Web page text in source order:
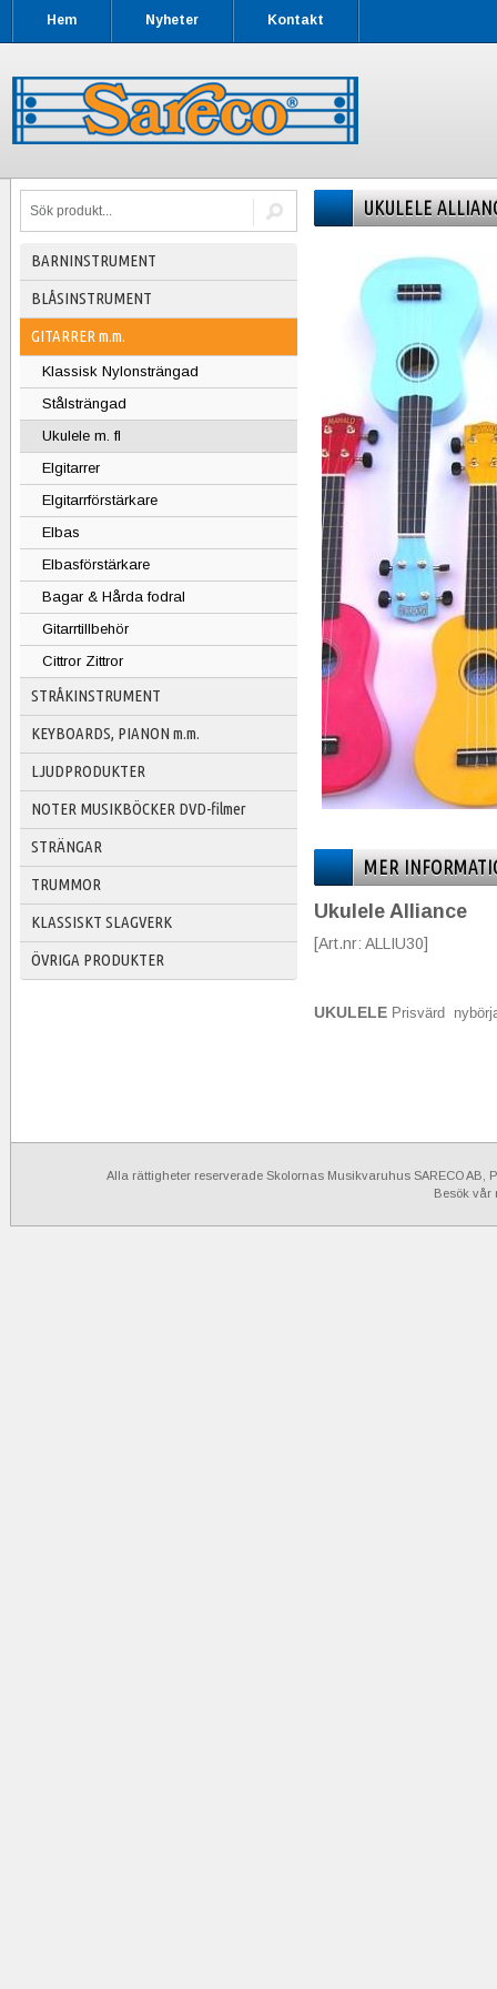
Hem Nyheter Kontakt
BARNINSTRUMENT
BLÅSINSTRUMENT
GITARRER m.m.
Klassisk Nylonsträngad
Stålsträngad
Ukulele m. fl
Elgitarrer
Elgitarrförstärkare
Elbas
Elbasförstärkare
Bagar & Hårda fodral
Gitarrtillbehör
Cittror Zittror
STRÅKINSTRUMENT
KEYBOARDS, PIANON m.m.
LJUDPRODUKTER
NOTER MUSIKBÖCKER DVD-filmer
STRÄNGAR
TRUMMOR
KLASSISKT SLAGVERK
ÖVRIGA PRODUKTER
UKULELE
MER
Ukulele Alliance
[Art.nr: ALLIU30]
UKULELE Prisvärd
Alla rättigheter reserverade Skolornas Musikvaruhus SARECO AB,
Besök vår